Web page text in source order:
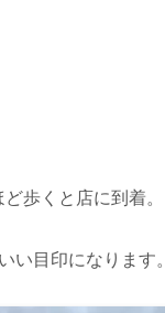
歩くと店に到着。
い目印になります。